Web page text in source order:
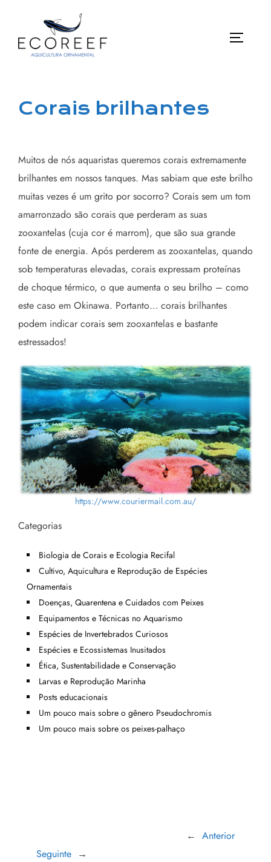
conteúdo
Corais brilhantes
Muitos de nós aquaristas queremos corais extremamente
brilhantes em nossos tanques. Mas sabiam que este brilho
muitas vezes é um grito por socorro? Corais sem um tom
amarronzado são corais que perderam as suas
zooxantelas (cuja cor é marrom), que são sua grande
fonte de energia. Após perderem as zooxantelas, quando
sob temperaturas elevadas, corais expressam proteínas
de choque térmico, o que aumenta o seu brilho – como
este caso em Okinawa. Portanto… corais brilhantes
podem indicar corais sem zooxantelas e bastante
estressados!
https://www.couriermail.com.au/
Categorias
Biologia de Corais e Ecologia Recifal
Cultivo, Aquicultura e Reprodução de Espécies
Ornamentais
Doenças, Quarentena e Cuidados com Peixes
Equipamentos e Técnicas no Aquarismo
Espécies de Invertebrados Curiosos
Espécies e Ecossistemas Inusitados
Ética, Sustentabilidade e Conservação
Larvas e Reprodução Marinha
Posts educacionais
Um pouco mais sobre o gênero Pseudochromis
Um pouco mais sobre os peixes-palhaço
← Anterior
Seguinte →